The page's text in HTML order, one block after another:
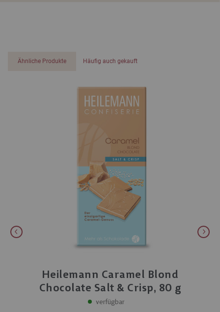
Ähnliche Produkte Häufig auch gekauft
Heilemann Caramel Blond
Chocolate Salt & Crisp, 80 g
verfügbar